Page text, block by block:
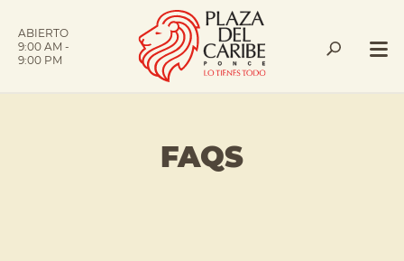
ABIERTO
9:00 AM -
9:00 PM
FAQS